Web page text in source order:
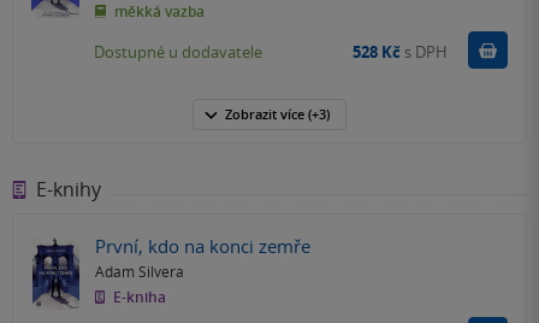
měkká vazba
Dostupné u dodavatele 528 Kč s DPH
Zobrazit více (+3)
E-knihy
První, kdo na konci zemře
Adam Silvera
E-kniha